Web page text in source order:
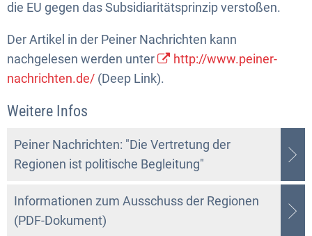
die EU gegen das Subsidiaritätsprinzip verstoßen.
Der Artikel in der Peiner Nachrichten kann
nachgelesen werden unter
http://www.peiner-
nachrichten.de/ (Deep Link).
Weitere Infos
Peiner Nachrichten: "Die Vertretung der
Regionen ist politische Begleitung"
Informationen zum Ausschuss der Regionen
(PDF-Dokument)